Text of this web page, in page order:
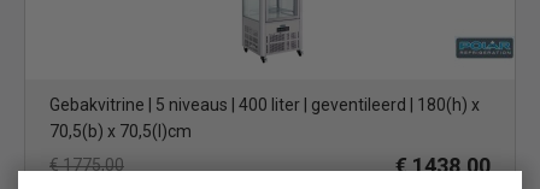
Gebakvitrine | 5 niveaus | 400 liter | geventileerd | 180(h) x
70,5(b) x 70,5(l)cm
€ 1775,00
€ 1438,00